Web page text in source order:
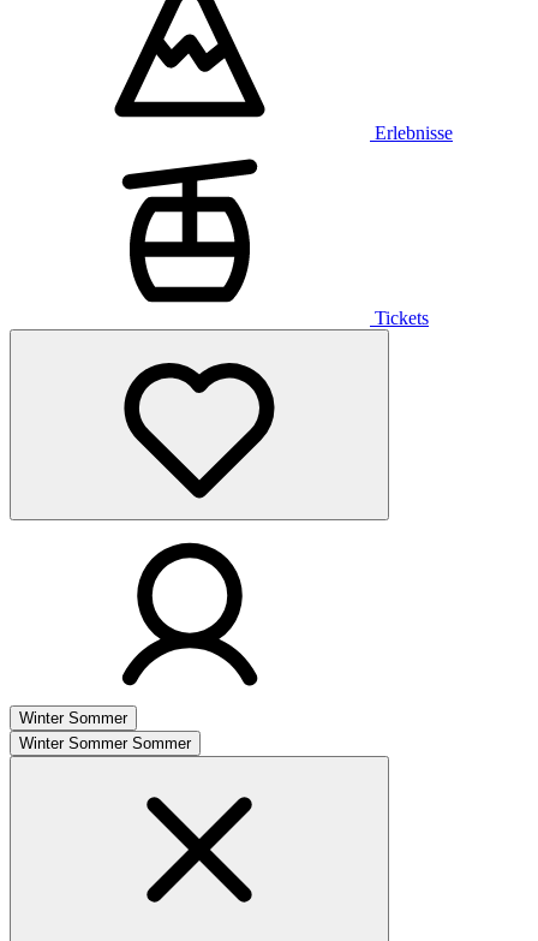
Erlebnisse
Tickets
Winter Sommer
Winter Sommer Sommer